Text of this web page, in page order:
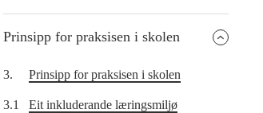
Prinsipp for praksisen i skolen
3. Prinsipp for praksisen i skolen
3.1 Eit inkluderande læringsmiljø